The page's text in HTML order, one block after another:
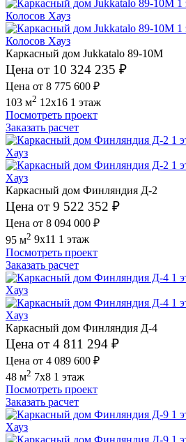
Каркасный дом Jukkatalo 89-10M
Цена от 10 324 235 ₽
Цена от 8 775 600 ₽
103 м2 12x16 1 этаж
Посмотреть проект
Заказать расчет
Каркасный дом Финляндия Д-2
Цена от 9 522 352 ₽
Цена от 8 094 000 ₽
95 м2 9x11 1 этаж
Посмотреть проект
Заказать расчет
Каркасный дом Финляндия Д-4
Цена от 4 811 294 ₽
Цена от 4 089 600 ₽
48 м2 7x8 1 этаж
Посмотреть проект
Заказать расчет